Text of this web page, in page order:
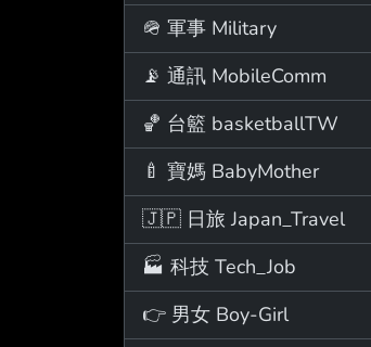
🪖 軍事 Military
📡 通訊 MobileComm
🏀 台籃 basketballTW
🍼 寶媽 BabyMother
🇯🇵 日旅 Japan_Travel
🏭 科技 Tech_Job
👉 男女 Boy-Girl